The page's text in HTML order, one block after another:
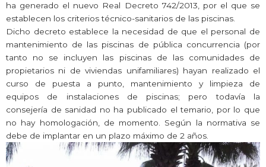
ha generado el nuevo Real Decreto 742/2013, por el que se
establecen los criterios técnico-sanitarios de las piscinas.
Dicho decreto establece la necesidad de que el personal de
mantenimiento de las piscinas de pública concurrencia (por
tanto no se incluyen las piscinas de las comunidades de
propietarios ni de viviendas unifamiliares) hayan realizado el
curso de puesta a punto, mantenimiento y limpieza de
equipos de instalaciones de piscinas; pero todavía la
consejería de sanidad no ha publicado el temario, por lo que
no hay homologación, de momento. Según la normativa se
debe de implantar en un plazo máximo de 2 años.